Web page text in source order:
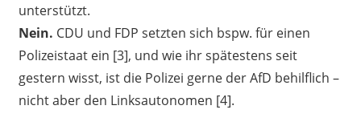
unterstützt.
Nein. CDU und FDP setzten sich bspw. für einen
Polizeistaat ein [3], und wie ihr spätestens seit
gestern wisst, ist die Polizei gerne der AfD behilflich –
nicht aber den Linksautonomen [4].